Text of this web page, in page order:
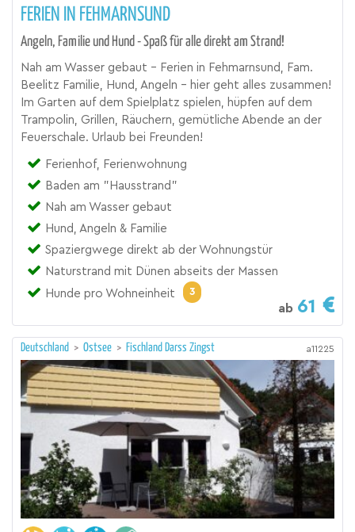
FERIEN IN FEHMARNSUND
Angeln, Familie und Hund - Spaß für alle direkt am Strand!
Nah am Wasser gebaut - Ferien in Fehmarnsund, Fam.
Beelitz Familie, Hund, Angeln - hier geht alles zusammen!
Im Garten auf dem Spielplatz spielen, hüpfen auf dem
Trampolin, Grillen, Räuchern, gemütliche Abende an der
Feuerschale. Urlaub bei Freunden!
Ferienhof, Ferienwohnung
Baden am "Hausstrand"
Nah am Wasser gebaut
Hund, Angeln & Familie
Spaziergwege direkt ab der Wohnungstür
Naturstrand mit Dünen abseits der Massen
Hunde pro Wohneinheit
3
ab 61
Deutschland > Ostsee > Fischland Darss Zingst a11225